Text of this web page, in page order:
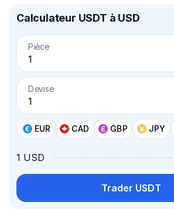
Calculateur USDT à USD
Pièce
Devise
EUR CAD GBP JPY
1 USD
Trader USDT